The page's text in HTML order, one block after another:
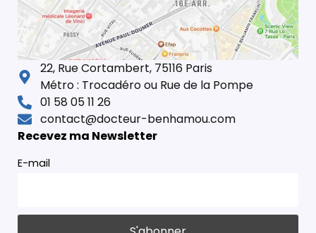
22, Rue Cortambert, 75116 Paris
Métro : Trocadéro ou Rue de la Pompe
01 58 05 11 26
contact@docteur-benhamou.com
Recevez ma Newsletter
E-mail